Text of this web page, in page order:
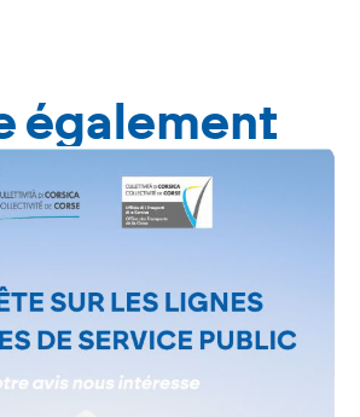
également